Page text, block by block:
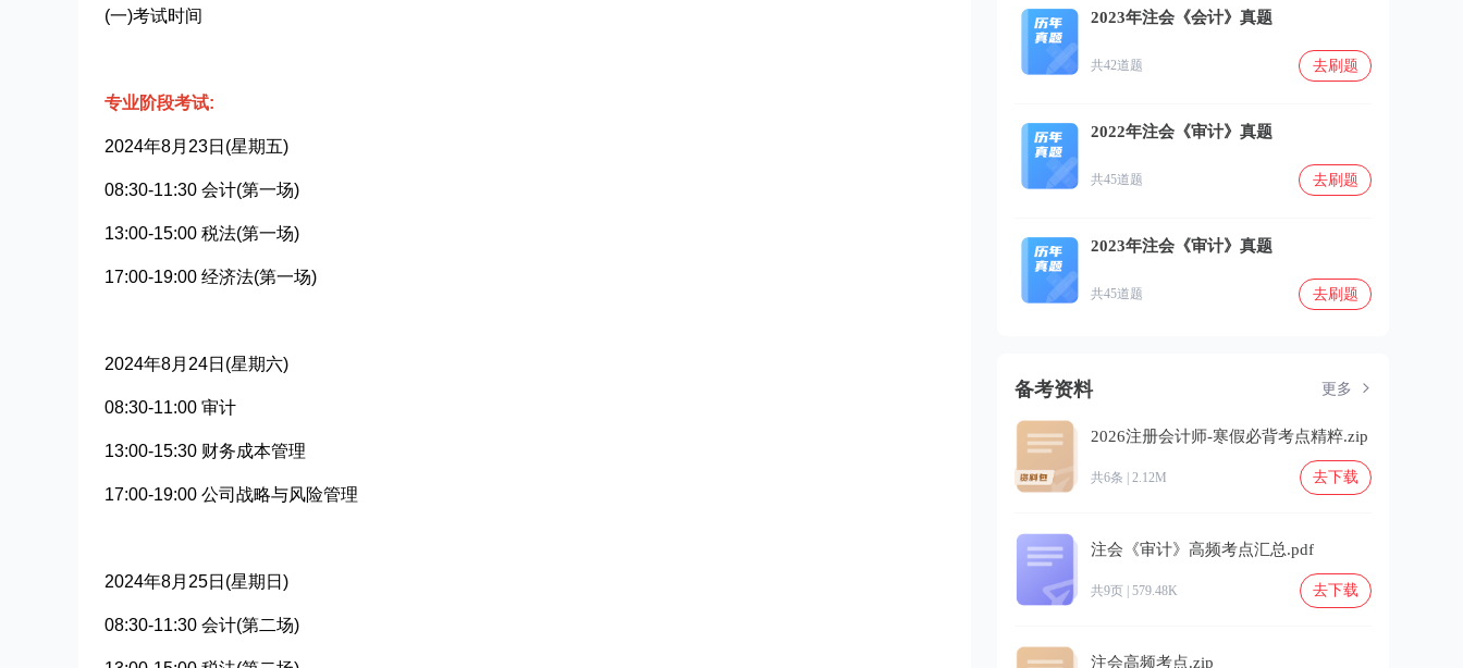
(一)考试时间
专业阶段考试:
2024年8月23日(星期五)
08:30-11:30 会计(第一场)
13:00-15:00 税法(第一场)
17:00-19:00 经济法(第一场)
2024年8月24日(星期六)
08:30-11:00 审计
13:00-15:30 财务成本管理
17:00-19:00 公司战略与风险管理
2024年8月25日(星期日)
08:30-11:30 会计(第二场)
2023年注会《会计》真题
共42道题 去刷题
2022年注会《审计》真题
共45道题 去刷题
2023年注会《审计》真题
共45道题 去刷题
备考资料 更多
2026注册会计师-寒假必背考点精粹.zip
共6条 | 2.12M 去下载
注会《审计》高频考点汇总.pdf
共9页 | 579.48K 去下载
注会高频考点.zip